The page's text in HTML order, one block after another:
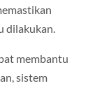
dilakukan.
membantu
sistem